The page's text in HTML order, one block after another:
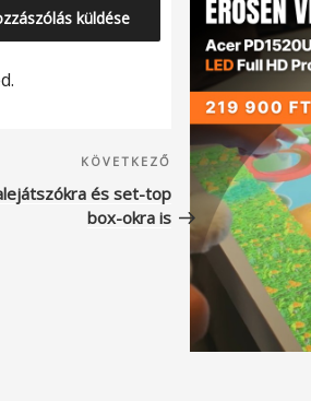
Következő
bejegyzés
KÖVETKEZŐ
és set-top
box-okra is